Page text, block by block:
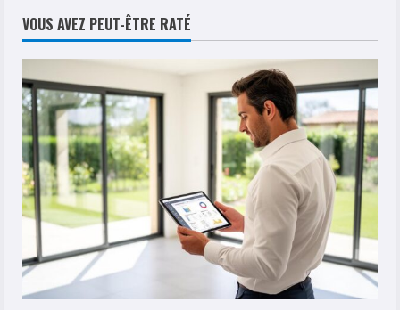
:
5
astuces
infaillibles
pour
proteger
sa
moto
lors
du
rangement
VOUS AVEZ PEUT-ÊTRE RATÉ